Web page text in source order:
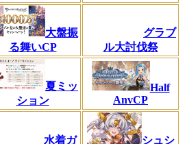
大盤振
る舞いCP
グラブ
ル大討伐祭
夏ミッ
ション
Half
AnvCP
水着ガ
シュシ